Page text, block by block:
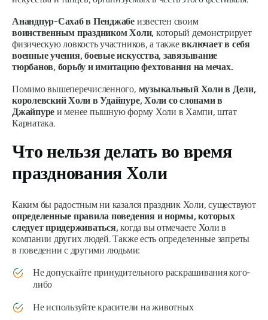
Анандпур-Сахаб в Пенджабе известен своим
воинственным праздником Холи, который демонстрирует
физическую ловкость участников, а такжевключает в себя
военные учения, боевые искусства, завязывание
тюрбанов, борьбу и имитацию фехтования на мечах.
Помимо вышеперечисленного, музыкальный Холи в Дели,
королевский Холи в Удайпуре, Холи со слонами в
Джайпуре и менее пышную форму Холи в Хампи, штат
Карнатака.
Что нельзя делать во время
празднования Холи
Каким бы радостным ни казался праздник Холи, существуют
определенные правила поведения и нормы, которых
следует придерживаться,когда вы отмечаете Холи в
компании других людей. Также есть определенные запреты
в поведении с другими людьми:
Не допускайте принудительного раскрашивания кого-
либо
Не используйте красители на животных